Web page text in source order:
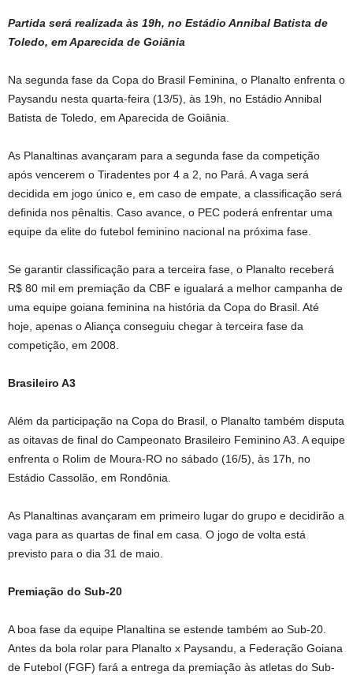
Partida será realizada às 19h, no Estádio Annibal Batista de
Toledo, em Aparecida de Goiânia
Na segunda fase da Copa do Brasil Feminina, o Planalto enfrenta o
Paysandu nesta quarta-feira (13/5), às 19h, no Estádio Annibal
Batista de Toledo, em Aparecida de Goiânia.
As Planaltinas avançaram para a segunda fase da competição
após vencerem o Tiradentes por 4 a 2, no Pará. A vaga será
decidida em jogo único e, em caso de empate, a classificação será
definida nos pênaltis. Caso avance, o PEC poderá enfrentar uma
equipe da elite do futebol feminino nacional na próxima fase.
Se garantir classificação para a terceira fase, o Planalto receberá
R$ 80 mil em premiação da CBF e igualará a melhor campanha de
uma equipe goiana feminina na história da Copa do Brasil. Até
hoje, apenas o Aliança conseguiu chegar à terceira fase da
competição, em 2008.
Brasileiro A3
Além da participação na Copa do Brasil, o Planalto também disputa
as oitavas de final do Campeonato Brasileiro Feminino A3. A equipe
enfrenta o Rolim de Moura-RO no sábado (16/5), às 17h, no
Estádio Cassolão, em Rondônia.
As Planaltinas avançaram em primeiro lugar do grupo e decidirão a
vaga para as quartas de final em casa. O jogo de volta está
previsto para o dia 31 de maio.
Premiação do Sub-20
A boa fase da equipe Planaltina se estende também ao Sub-20.
Antes da bola rolar para Planalto x Paysandu, a Federação Goiana
de Futebol (FGF) fará a entrega da premiação às atletas do Sub-